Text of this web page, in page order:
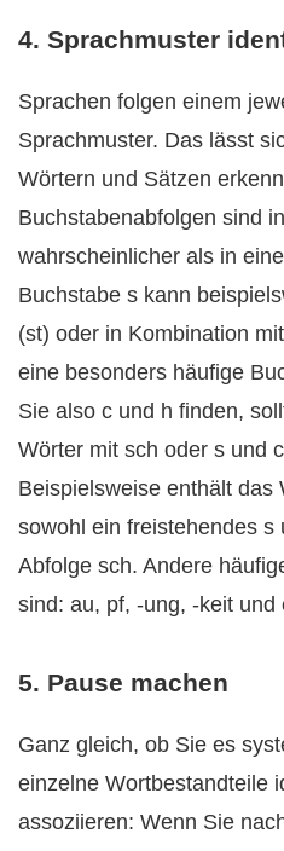
4. Sprachmuster
Sprachen folgen einem
Sprachmuster. Das lässt
Wörtern und Sätzen
Buchstabenabfolgen sind
wahrscheinlicher als in
Buchstabe s kann
(st) oder in Kombination
eine besonders häufige
Sie also c und h finden,
Wörter mit sch oder s und
Beispielsweise enthält das
sowohl ein freistehendes s
Abfolge sch. Andere
sind: au, pf, -ung, -keit und
5. Pause machen
Ganz gleich, ob Sie es
einzelne Wortbestandteile
assoziieren: Wenn Sie